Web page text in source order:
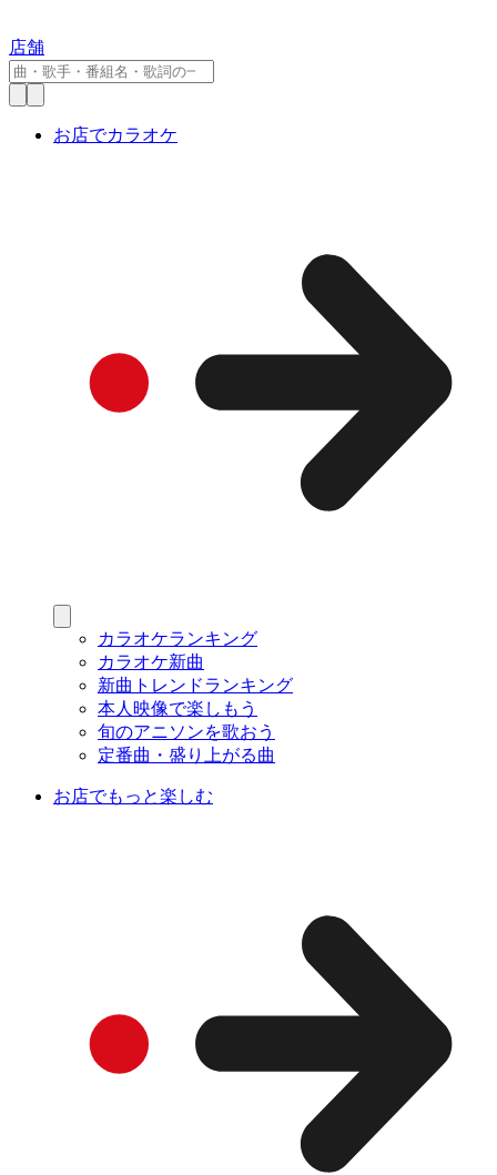
店舗
お店でカラオケ
カラオケランキング
カラオケ新曲
新曲トレンドランキング
本人映像で楽しもう
旬のアニソンを歌おう
定番曲・盛り上がる曲
お店でもっと楽しむ